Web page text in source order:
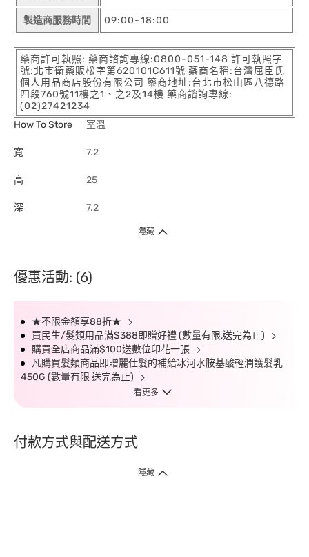
製造商服務時間 09:00~18:00
藥商許可執照: 藥商諮詢專線:0800-051-148 許可執照字
號:北市衛藥販松字第620101C611號 藥商名稱:台灣屈臣氏
個人用品商店股份有限公司 藥商地址:台北市松山區八德路
四段760號11樓之1、之2及14樓 藥商諮詢專線:
(02)27421234
How To Store
室溫
寬 7.2
高 25
深 7.2
隱藏
優惠活動: (6)
★不限金額享88折★
買民生/髮類用品滿$388即贈好禮 (數量有限,送完為止)
購買全店商品滿$100送數位印花一張
凡購買髮類商品即贈麗仕髮的補給冰河水胺基酸輕潤護髮乳
450G (數量有限 送完為止)
看更多
付款方式與配送方式
隱藏